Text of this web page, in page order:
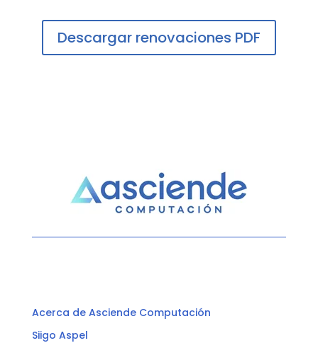
Descargar renovaciones PDF
Acerca de Asciende Computación
Siigo Aspel